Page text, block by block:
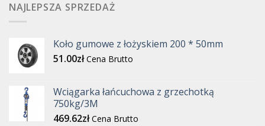
NAJLEPSZA SPRZEDAŻ
Koło gumowe z łożyskiem 200 * 50mm
51.00zł Cena Brutto
Wciągarka łańcuchowa z grzechotką
750kg/3M
469.62zł Cena Brutto